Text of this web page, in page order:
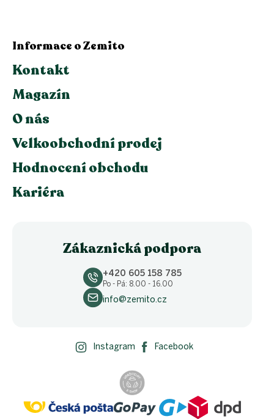
Informace o Zemito
Kontakt
Magazín
O nás
Velkoobchodní prodej
Hodnocení obchodu
Kariéra
Zákaznická podpora
+420 605 158 785
Po - Pá: 8.00 - 16.00
info@zemito.cz
Instagram Facebook